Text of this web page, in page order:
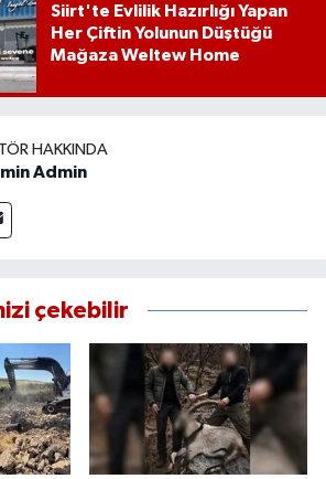
Siirt'te Evlilik Hazırlığı Yapan
Her Çiftin Yolunun Düştüğü
Mağaza Weltew Home
HAKKINDA
Admin
çekebilir